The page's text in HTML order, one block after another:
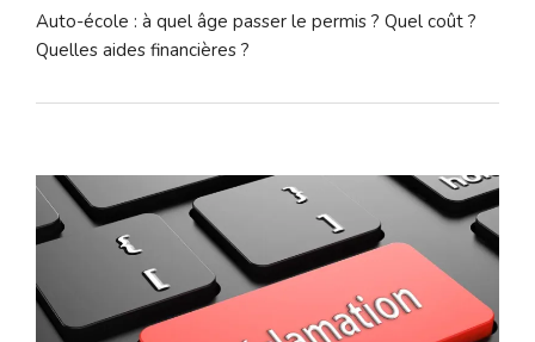
Auto-école : à quel âge passer le permis ? Quel coût ?
Quelles aides financières ?